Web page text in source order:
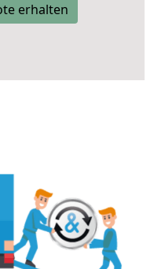
erhalten